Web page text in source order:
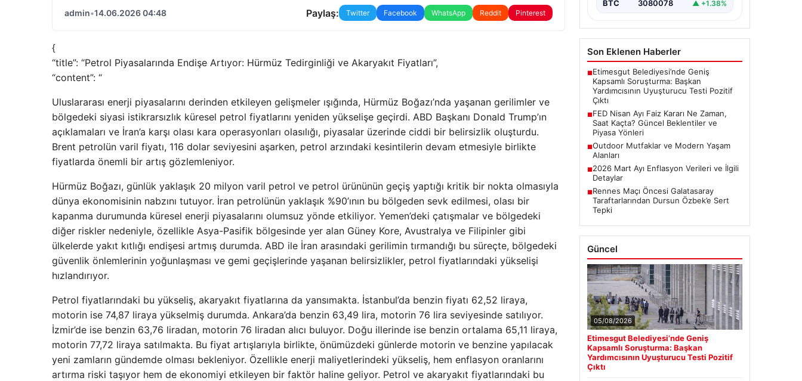
admin•14.06.2026 04:48 Paylaş: Twitter Facebook WhatsApp Reddit Pinterest
{
“title”: “Petrol Piyasalarında Endişe Artıyor: Hürmüz Tedirginliği ve Akaryakıt Fiyatları”,
“content”: “
Uluslararası enerji piyasalarını derinden etkileyen gelişmeler ışığında, Hürmüz Boğazı’nda yaşanan gerilimler ve
bölgedeki siyasi istikrarsızlık küresel petrol fiyatlarını yeniden yükselişe geçirdi. ABD Başkanı Donald Trump’ın
açıklamaları ve İran’a karşı olası kara operasyonları olasılığı, piyasalar üzerinde ciddi bir belirsizlik oluşturdu.
Brent petrolün varil fiyatı, 116 dolar seviyesini aşarken, petrol arzındaki kesintilerin devam etmesiyle birlikte
fiyatlarda önemli bir artış gözlemleniyor.
Hürmüz Boğazı, günlük yaklaşık 20 milyon varil petrol ve petrol ürününün geçiş yaptığı kritik bir nokta olmasıyla
dünya ekonomisinin nabzını tutuyor. İran petrolünün yaklaşık %90’ının bu bölgeden sevk edilmesi, olası bir
kapanma durumunda küresel enerji piyasalarını olumsuz yönde etkiliyor. Yemen’deki çatışmalar ve bölgedeki
diğer riskler nedeniyle, özellikle Asya-Pasifik bölgesinde yer alan Güney Kore, Avustralya ve Filipinler gibi
ülkelerde yakıt kıtlığı endişesi artmış durumda. ABD ile İran arasındaki gerilimin tırmandığı bu süreçte, bölgedeki
güvenlik önlemlerinin yoğunlaşması ve gemi geçişlerinde yaşanan belirsizlikler, petrol fiyatlarındaki yükselişi
hızlandırıyor.
Petrol fiyatlarındaki bu yükseliş, akaryakıt fiyatlarına da yansımakta. İstanbul’da benzin fiyatı 62,52 liraya,
motorin ise 74,87 liraya yükselmiş durumda. Ankara’da benzin 63,49 lira, motorin 76 lira seviyesinde satılıyor.
İzmir’de ise benzin 63,76 liradan, motorin 76 liradan alıcı buluyor. Doğu illerinde ise benzin ortalama 65,11 liraya,
motorin 77,72 liraya satılmakta. Bu fiyat artışlarıyla birlikte, önümüzdeki günlerde motorin ve benzine yapılacak
yeni zamların gündemde olması bekleniyor. Özellikle enerji maliyetlerindeki yükseliş, hem enflasyon oranlarını
artırma riski taşıyor hem de ekonomiyi etkileyen bir faktör haline geliyor. Petrol ve akaryakıt fiyatlarındaki bu
BTC 3080078 ▲ +1.38%
Son Eklenen Haberler
■Etimesgut Belediyesi’nde Geniş
Kapsamlı Soruşturma: Başkan
Yardımcısının Uyuşturucu Testi Pozitif
Çıktı
■FED Nisan Ayı Faiz Kararı Ne Zaman,
Saat Kaçta? Güncel Beklentiler ve
Piyasa Yönleri
■Outdoor Mutfaklar ve Modern Yaşam
Alanları
■2026 Mart Ayı Enflasyon Verileri ve İlgili
Detaylar
■Rennes Maçı Öncesi Galatasaray
Taraftarlarından Dursun Özbek’e Sert
Tepki
Güncel
05/08/2026
Etimesgut Belediyesi’nde Geniş
Kapsamlı Soruşturma: Başkan
Yardımcısının Uyuşturucu Testi Pozitif
Çıktı